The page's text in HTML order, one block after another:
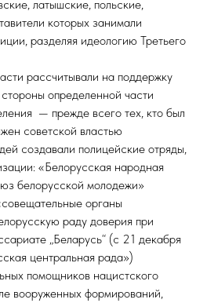
латышские, польские,
которых занимали
разделяя идеологию Третьего
рассчитывали на поддержку
определенной части
— прежде всего тех, кто был
советской властью
создавали полицейские отряды,
«Белорусская народная
белорусской молодежи»
органы
раду доверия при
„Беларусь“ (с 21 декабря
центральная рада»)
помощников нацистского
вооруженных формирований,